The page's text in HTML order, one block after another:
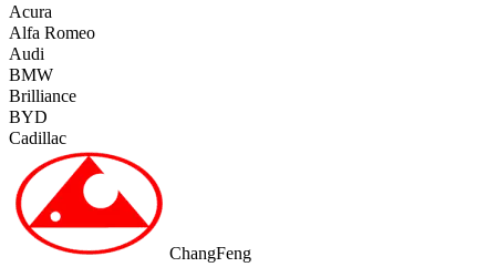
Acura
Alfa Romeo
Audi
BMW
Brilliance
BYD
Cadillac
ChangFeng